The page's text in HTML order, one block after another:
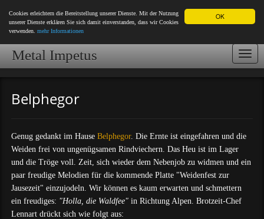
OK
Cookies erleichtern die Bereitstellung unserer Dienste. Mit der Nutzung
unserer Dienste erklären Sie sich damit einverstanden, dass wir Cookies
verwenden. mehr Informationen
Metal Impetus
Belphegor
Genug gedankt im Hause Belphegor. Die Ernte ist eingefahren und die
Weiden frei von ungenügsamen Rindviechern. Das Heu ist im Lager
und die Tröge voll. Zeit, sich wieder dem Nebenjob zu widmen und ein
paar freudige Melodien für die kommende Platte "Weidenfest zur
Jausezeit" einzujodeln. Wir können es kaum erwarten und schmettern
ein freudiges: "Holla, die Waldfee" in Richtung Alpen. Brotzeit-Chef
Lennart drückt sich wie folgt aus: